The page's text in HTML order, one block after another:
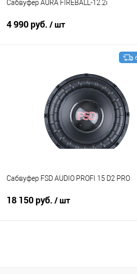
Сабвуфер AURA FIREBALL-12.2i
4 990 руб. / шт
В избранное
Сабвуфер FSD AUDIO PROFI 15 D2 PRO
18 150 руб. / шт
Сравнение В